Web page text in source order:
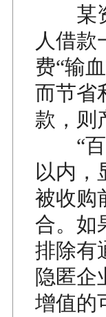
某资
人借款
费“输
而节省
款，则
“百
以内，
被收购
合。如
排除有
隐匿企
增值的